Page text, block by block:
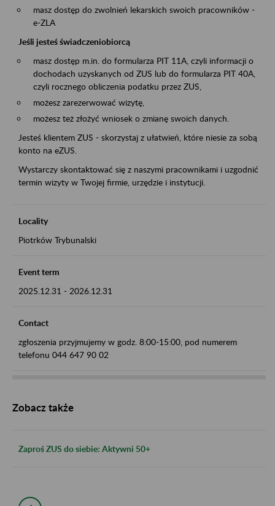
masz dostęp do zwolnień lekarskich swoich pracowników -
e-ZLA
Jeśli jesteś świadczeniobiorcą
masz dostęp m.in. do formularza PIT 11A, czyli informacji o
dochodach uzyskanych od ZUS lub do formularza PIT 40A,
czyli rocznego obliczenia podatku przez ZUS,
możesz zarezerwować wizytę,
możesz też złożyć wniosek o zmianę swoich danych.
Jesteś klientem ZUS - skorzystaj z ułatwień, które niesie za sobą
konto na eZUS.
Wystarczy skontaktować się z naszymi pracownikami i uzgodnić
termin wizyty w Twojej firmie, urzędzie i instytucji.
Locality
Piotrków Trybunalski
Event term
2025.12.31 - 2026.12.31
Contact
zgłoszenia przyjmujemy w godz. 8:00-15:00, pod numerem
telefonu 044 647 90 02
Zobacz także
Zaproś ZUS do siebie: Aktywni 50+